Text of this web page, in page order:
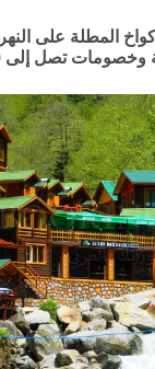
المطلة على
وخصومات تصل إلى